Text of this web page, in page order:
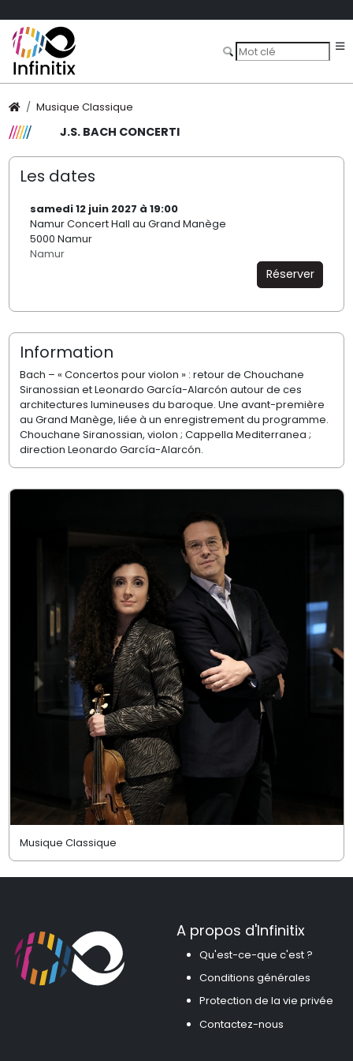
Musique Classique
J.S. BACH CONCERTI
Les dates
samedi 12 juin 2027 à 19:00
Namur Concert Hall au Grand Manège
5000 Namur
Namur
Réserver
Information
Bach – « Concertos pour violon » : retour de Chouchane
Siranossian et Leonardo García-Alarcón autour de ces
architectures lumineuses du baroque. Une avant-première
au Grand Manège, liée à un enregistrement du programme.
Chouchane Siranossian, violon ; Cappella Mediterranea ;
direction Leonardo García-Alarcón.
Musique Classique
A propos d'Infinitix
Qu'est-ce-que c'est ?
Conditions générales
Protection de la vie privée
Contactez-nous